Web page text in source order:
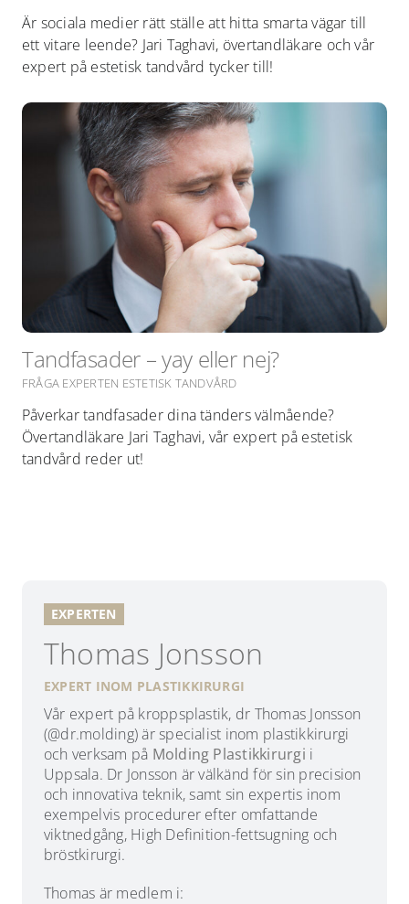
Är sociala medier rätt ställe att hitta smarta vägar till
ett vitare leende? Jari Taghavi, övertandläkare och vår
expert på estetisk tandvård tycker till!
Tandfasader – yay eller nej?
FRÅGA EXPERTEN ESTETISK TANDVÅRD
Påverkar tandfasader dina tänders välmående?
Övertandläkare Jari Taghavi, vår expert på estetisk
tandvård reder ut!
EXPERTEN
Thomas Jonsson
EXPERT INOM PLASTIKKIRURGI
Vår expert på kroppsplastik, dr Thomas Jonsson
(@dr.molding) är specialist inom plastikkirurgi
och verksam på Molding Plastikkirurgi i
Uppsala. Dr Jonsson är välkänd för sin precision
och innovativa teknik, samt sin expertis inom
exempelvis procedurer efter omfattande
viktnedgång, High Definition-fettsugning och
bröstkirurgi.
Thomas är medlem i: